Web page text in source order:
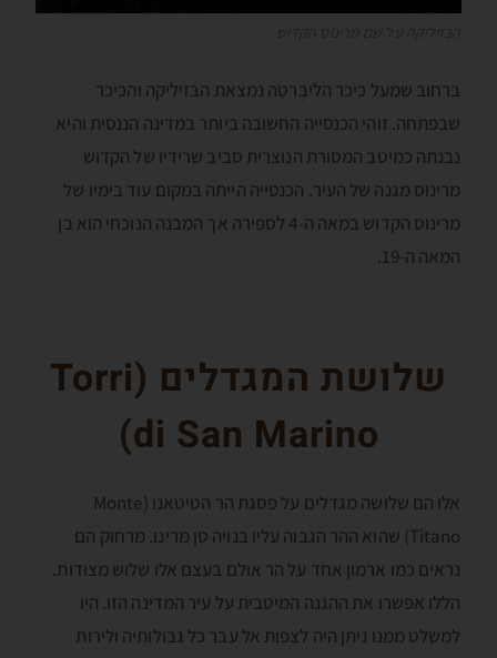
ברחוב שמעל כיכר הליבֶּרְטָה נמצאת הבּזיליקה והכיכר
שבפתחה. זוהי הכנסייה החשובה ביותר במדינה הננסית והיא
נבנתה כמיטב המסורת הנוצרית סביב שרידיו של הקדוש
מרינוס מגנה של העיר. הכנסייה הייתה במקום עוד בימיו של
מרינוס הקדוש במאה ה-4 לספירה אך המבנה הנוכחי הוא בן
המאה ה-19.
שלושת המגדלים (Torri
di San Marino
)
אלו הם שלושה מגדלים על פסגת הר הטיטאנו (Monte
Titano) שהוא ההר הגבוה עליו בנויה סן מרינו. מרחוק הם
נראים כמו ארמון אחד על הר אולם בעצם אלו שלוש מצודות.
הללו אפשרו את ההגנה המיטבית על עיר המדינה הזו. היו
למִשלט ממנו ניתן היה לצפות אל עבר כל גבולותיה ולירות